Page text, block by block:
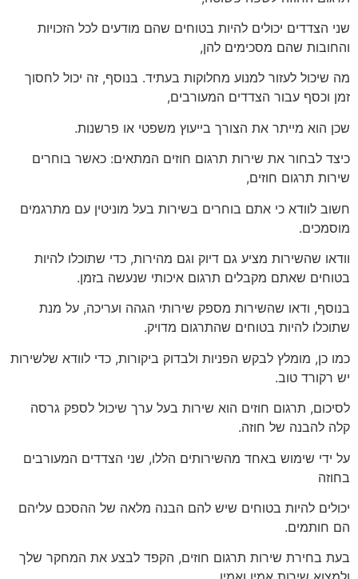
שני הצדדים יכולים להיות בטוחים שהם מודעים לכל הזכויות
והחובות שהם מסכימים להן,
מה שיכול לעזור למנוע מחלוקות בעתיד. בנוסף, זה יכול לחסוך
זמן וכסף עבור הצדדים המעורבים,
שכן הוא מייתר את הצורך בייעוץ משפטי או פרשנות.
כיצד לבחור את שירות תרגום חוזים המתאים: כאשר בוחרים
שירות תרגום חוזים,
חשוב לוודא כי אתם בוחרים בשירות בעל מוניטין עם מתרגמים
מוסמכים.
וודאו שהשירות מציע גם דיוק וגם מהירות, כדי שתוכלו להיות
בטוחים שאתם מקבלים תרגום איכותי שנעשה בזמן.
בנוסף, ודאו שהשירות מספק שירותי הגהה ועריכה, על מנת
שתוכלו להיות בטוחים שהתרגום מדויק.
כמו כן, מומלץ לבקש הפניות ולבדוק ביקורות, כדי לוודא שלשירות
יש רקורד טוב.
לסיכום, תרגום חוזים הוא שירות בעל ערך שיכול לספק גרסה
קלה להבנה של חוזה.
על ידי שימוש באחד מהשירותים הללו, שני הצדדים המעורבים
בחוזה
יכולים להיות בטוחים שיש להם הבנה מלאה של ההסכם עליהם
הם חותמים.
בעת בחירת שירות תרגום חוזים, הקפד לבצע את המחקר שלך